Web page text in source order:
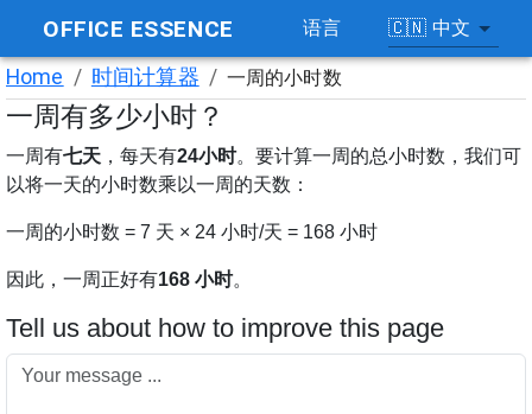
OFFICE ESSENCE 语言 🇨🇳 中文
Home / 时间计算器 / 一周的小时数
一周有多少小时？
一周有七天 ，每天有24小时。要计算一周的总小时数，我们可
以将一天的小时数乘以一周的天数：
一周的小时数 = 7 天 × 24 小时/天 = 168 小时
因此，一周正好有168 小时。
Tell us about how to improve this page